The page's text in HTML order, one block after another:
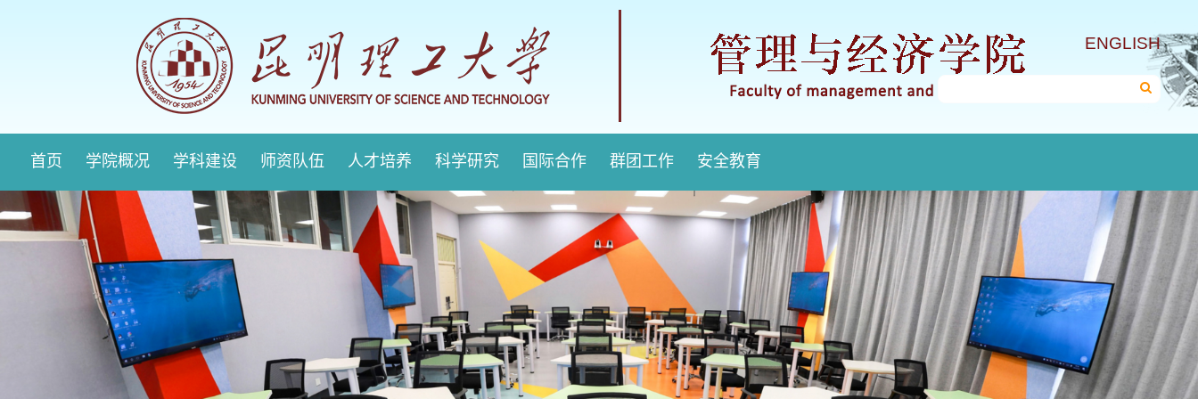
ENGLISH
首页 学院概况 学科建设 师资队伍 人才培养 科学研究 国际合作 群团工作 安全教育